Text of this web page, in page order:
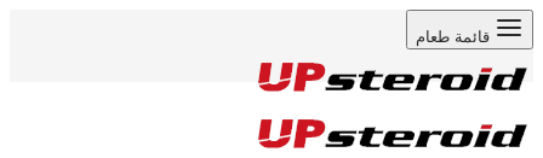
قائمة طعام